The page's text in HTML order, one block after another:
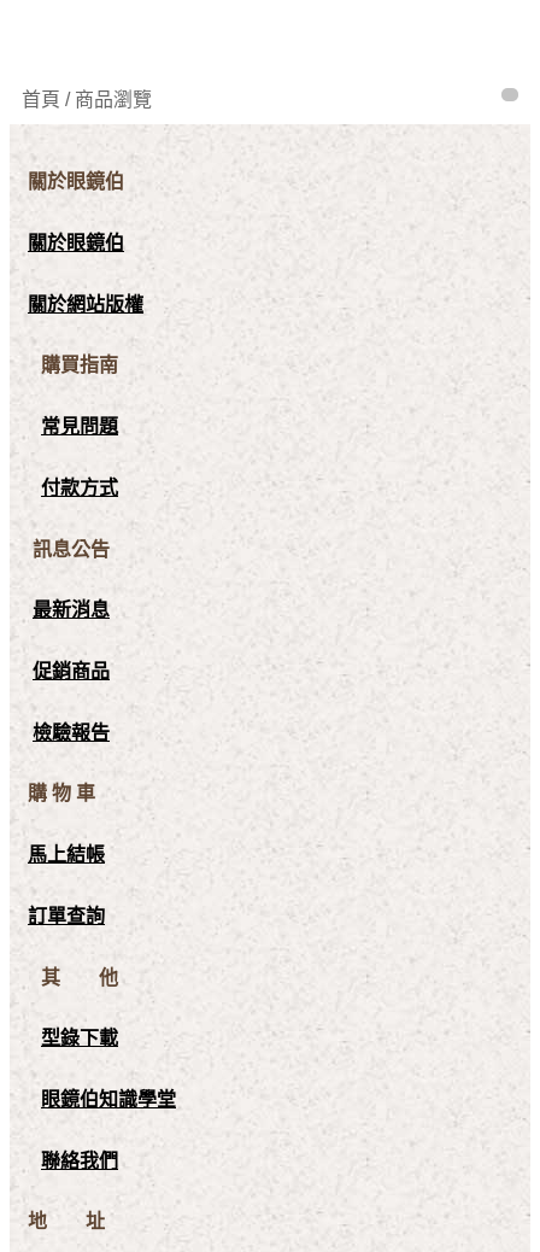
首頁 / 商品瀏覽
關於眼鏡伯
關於眼鏡伯
關於網站版權
購買指南
常見問題
付款方式
訊息公告
最新消息
促銷商品
檢驗報告
購 物 車
馬上結帳
訂單查詢
其 他
型錄下載
眼鏡伯知識學堂
聯絡我們
地 址